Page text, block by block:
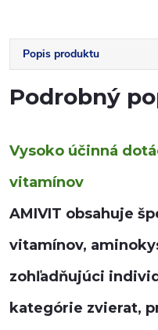
Popis produktu
Podrobný
Vysoko účinná
vitamínov
AMIVIT obsahuje
vitamínov,
zohľadňujúci
kategórie zvierat,